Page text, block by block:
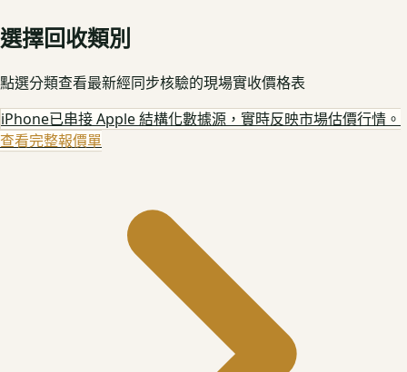
選擇回收類別
點選分類查看最新經同步核驗的現場實收價格表
iPhone已串接 Apple 結構化數據源，實時反映市場估價行情。
查看完整報價單